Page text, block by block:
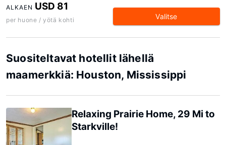
ALKAEN USD 81
per huone / yötä kohti Valitse
Suositeltavat hotellit lähellä
maamerkkiä: Houston, Mississippi
Relaxing Prairie Home, 29 Mi to
Starkville!